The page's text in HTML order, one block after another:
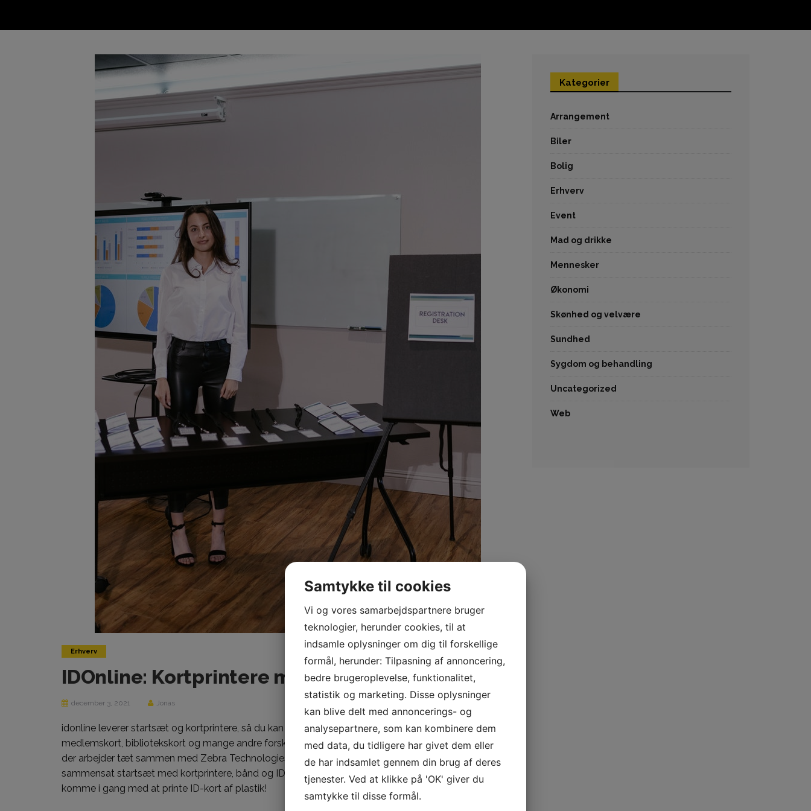
Erhverv
IDOnline: Kortprintere med startpakker
december 3, 2021 Jonas
idonline leverer startsæt og kortprintere, så du kan blive klar til selv at printe id-kort, studiekort,
medlemskort, bibliotekskort og mange andre forskellige plastikkort. idonline er Zebra Card Specialist,
der arbejder tæt sammen med Zebra Technologies om at udvikle løsninger til kortprint. idonline har
sammensat startsæt med kortprintere, bånd og ID-kort, der indeholder alt det, du skal bruge for at
komme i gang med at printe ID-kort af plastik!
Kategorier
Arrangement
Biler
Bolig
Erhverv
Event
Mad og drikke
Mennesker
Økonomi
Skønhed og velvære
Sundhed
Sygdom og behandling
Uncategorized
Web
Samtykke til cookies
Vi og vores samarbejdspartnere bruger
teknologier, herunder cookies, til at
indsamle oplysninger om dig til forskellige
formål, herunder: Tilpasning af annoncering,
bedre brugeroplevelse, funktionalitet,
statistik og marketing. Disse oplysninger
kan blive delt med annoncerings- og
analysepartnere, som kan kombinere dem
med data, du tidligere har givet dem eller
de har indsamlet gennem din brug af deres
tjenester. Ved at klikke på 'OK' giver du
samtykke til disse formål.